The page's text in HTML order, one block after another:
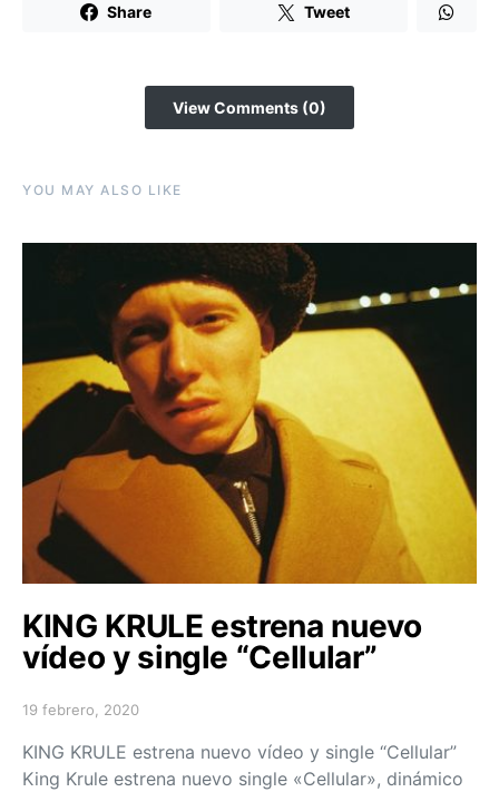
Share Tweet
View Comments (0)
YOU MAY ALSO LIKE
KING KRULE estrena nuevo
vídeo y single “Cellular”
Posted on
19 febrero, 2020
KING KRULE estrena nuevo vídeo y single “Cellular”
King Krule estrena nuevo single «Cellular», dinámico